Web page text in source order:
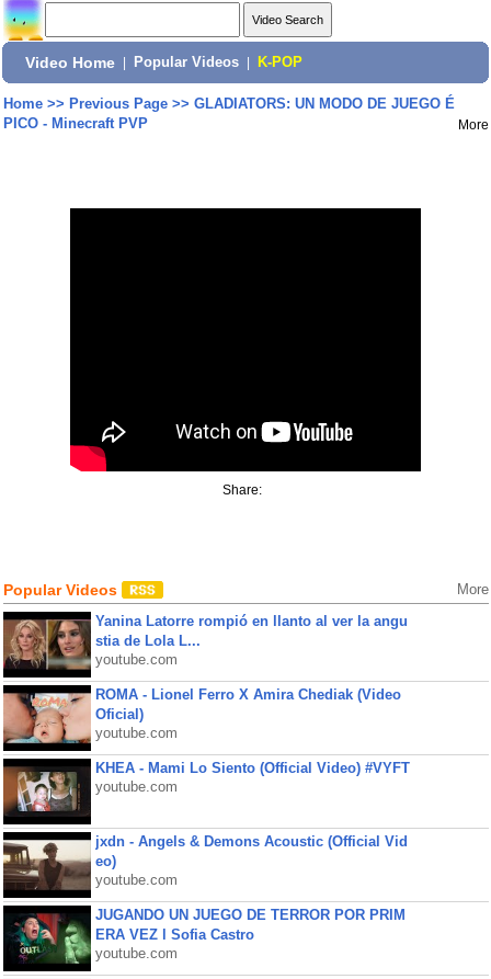
Video Home Popular Videos K-POP
Home>> Previous Page>> GLADIATORS: UN MODO DE JUEGO É
PICO - Minecraft PVP
More
Share:
Popular Videos More
Yanina Latorre rompió en llanto al ver la angu
stia de Lola L...
youtube.com
ROMA - Lionel Ferro X Amira Chediak (Video
Oficial)
youtube.com
KHEA - Mami Lo Siento (Official Video) #VYFT
youtube.com
jxdn - Angels & Demons Acoustic (Official Vid
eo)
youtube.com
JUGANDO UN JUEGO DE TERROR POR PRIM
ERA VEZ l Sofia Castro
youtube.com